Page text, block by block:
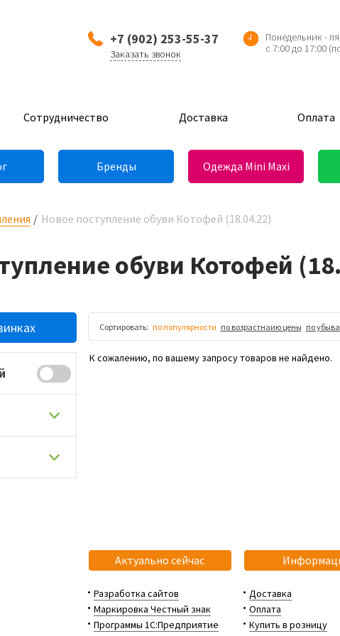
+7 (902) 253-55-37
Заказать звонок
Понедельник -
с 7:00 до 17:00
Сотрудничество Доставка Оплата
Бренды Одежда Mini Maxi
Новое поступление обуви Котофей (18.04.22)
обуви Котофей
Сортировать: по популярности по возрастнаию цены по
К сожалению, по вашему запросу товаров не найдено.
Актуально сейчас
Разработка сайтов
Маркировка Честный знак
Программы 1С:Предприятие
Доставка
Оплата
Купить в розницу